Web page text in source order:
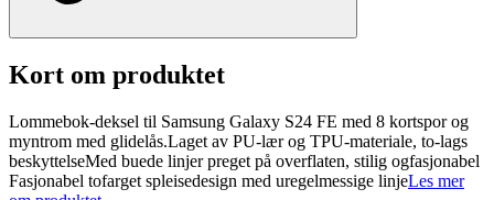
Kort om produktet
Lommebok-deksel til Samsung Galaxy S24 FE med 8 kortspor og
myntrom med glidelås.Laget av PU-lær og TPU-materiale, to-lags
beskyttelseMed buede linjer preget på overflaten, stilig ogfasjonabel
Fasjonabel tofarget spleisedesign med uregelmessige linjeLes mer